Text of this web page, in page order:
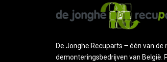
De Jonghe Recuparts – één van
demonteringsbedrijven van België.